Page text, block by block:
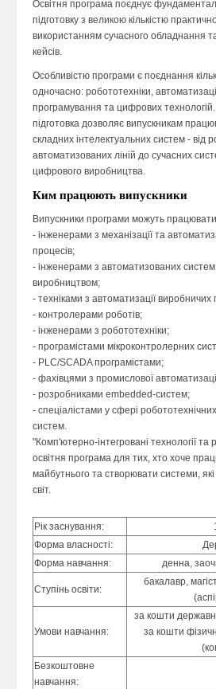
Освітня програма поєднує
підготовку з великою кількістю
використанням сучасного обладнання
кейсів.
Особливістю програми є поєднання
одночасно: робототехніки,
програмування та цифрових
підготовка дозволяє випускникам
складних інтелектуальних систем - від
автоматизованих ліній до сучасних
цифрового виробництва.
Ким працюють випускники
Випускники програми можуть
- інженерами з механізації та
процесів;
- інженерами з автоматизованих
виробництвом;
- техніками з автоматизації виробничих
- контролерами роботів;
- інженерами з робототехніки;
- програмістами мікроконтролерних
- PLC/SCADA програмістами;
- фахівцями з промислової
- розробниками embedded-систем;
- спеціалістами у сфері
систем.
"Комп'ютерно-інтегровані технології та
освітня програма для тих, хто хоче
майбутнього та створювати системи,
світ.
Рік заснування:
Форма власності:
Форма навчання:
денна,
Ступінь освіти:
бакалавр,
Умови навчання:
за кошти
за кошти
Безкоштовне
навчання: